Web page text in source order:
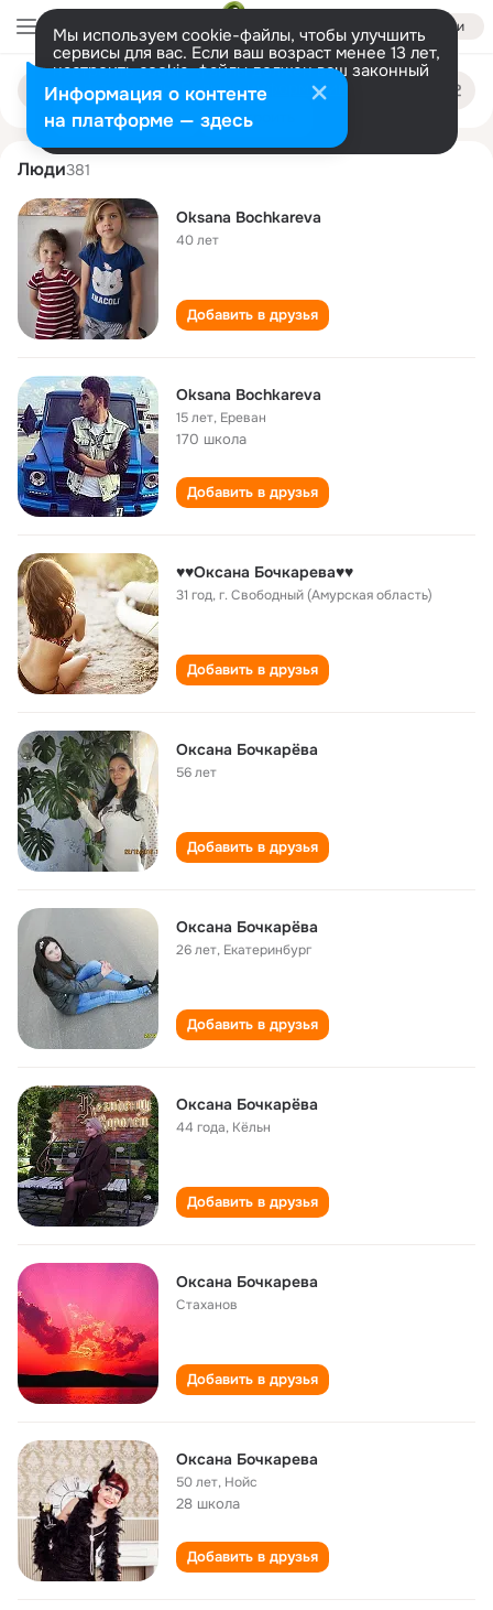
Войти
Мы используем cookie-файлы, чтобы улучшить
сервисы для вас. Если ваш возраст менее 13 лет,
настроить cookie-файлы должен ваш законный
представитель. Больше информации
Разрешить все Настроить
Поиск
людям
oksana bochkareva
Люди381
Oksana Bochkareva
40 лет
Добавить в друзья
Oksana Bochkareva
15 лет, Ереван
170 школа
Добавить в друзья
♥♥Оксана Бочкарева♥♥
31 год,г. Свободный (Амурская область)
Добавить в друзья
Оксана Бочкарёва
56 лет
Добавить в друзья
Оксана Бочкарёва
26 лет, Екатеринбург
Добавить в друзья
Оксана Бочкарёва
44 года, Кёльн
Добавить в друзья
Оксана Бочкарева
Стаханов
Добавить в друзья
Оксана Бочкарева
50 лет, Нойс
28 школа
Добавить в друзья
Информация о контенте
на платформе — здесь